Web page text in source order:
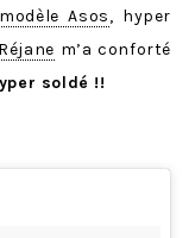
Asos, hyper
Réjane m’a conforté
soldé !!